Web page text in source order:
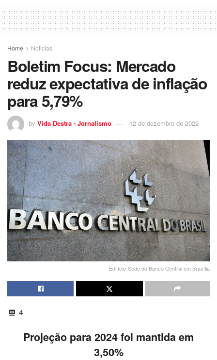
Home Noticias
Boletim Focus: Mercado
reduz expectativa de inflação
para 5,79%
by Vida Destra - Jornalismo 12 de dezembro de 2022
Edifício-Sede do Banco Central em Brasília
4
Projeção para 2024 foi mantida em
3,50%